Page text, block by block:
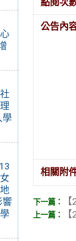
學
響
公告內
相關附